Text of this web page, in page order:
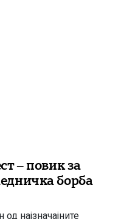
– повик за
борба
најзначајните